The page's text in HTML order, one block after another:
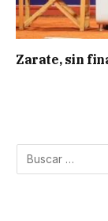
Zarate, sin